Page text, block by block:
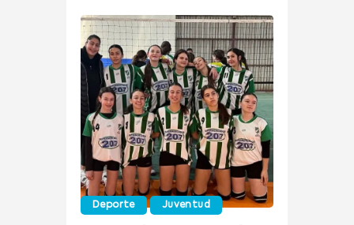
Deporte Juventud